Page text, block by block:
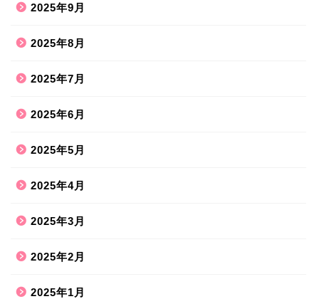
2025年9月
2025年8月
2025年7月
2025年6月
2025年5月
2025年4月
2025年3月
2025年2月
2025年1月